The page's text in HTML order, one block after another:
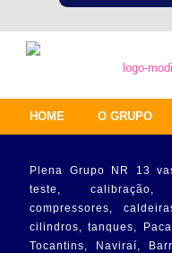
HOME O GRUPO
Plena Grupo NR 13
teste, calibração,
compressores,
cilindros, tanques,
Tocantins, Naviraí,